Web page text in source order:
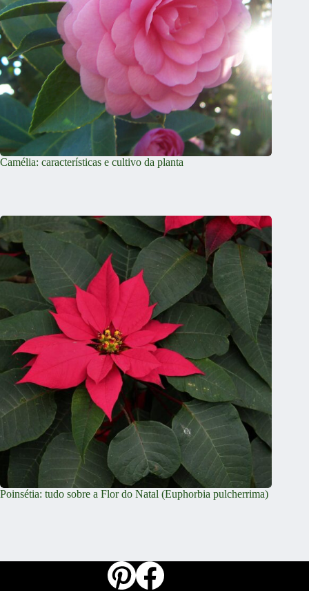
Camélia: características e cultivo da planta
Poinsétia: tudo sobre a Flor do Natal (Euphorbia pulcherrima)